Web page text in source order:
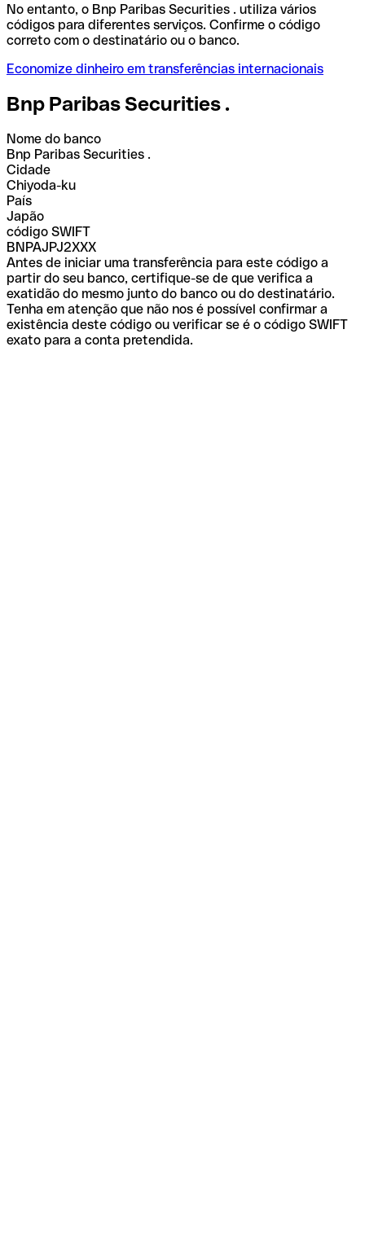
No entanto, o Bnp Paribas Securities . utiliza vários
códigos para diferentes serviços. Confirme o código
correto com o destinatário ou o banco.
Economize dinheiro em transferências internacionais
Bnp Paribas Securities .
Nome do banco
Bnp Paribas Securities .
Cidade
Chiyoda-ku
País
Japão
código SWIFT
BNPAJPJ2XXX
Antes de iniciar uma transferência para este código a
partir do seu banco, certifique-se de que verifica a
exatidão do mesmo junto do banco ou do destinatário.
Tenha em atenção que não nos é possível confirmar a
existência deste código ou verificar se é o código SWIFT
exato para a conta pretendida.